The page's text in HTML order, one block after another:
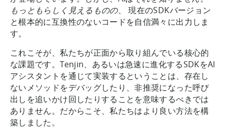
もっともらしく見えるものの、現在のSDKバージョン
と根本的に互換性のないコードを自信満々に出力しま
す。
これこそが、私たちが正面から取り組んでいる核心的
な課題です。Tenjin、あるいは急速に進化するSDKをAI
アシスタントを通じて実装するということは、存在し
ないメソッドをデバッグしたり、非推奨になった呼び
出しを追いかけ回したりすることを意味するべきでは
ありません。だからこそ、私たちはより良い方法を構
築しました。